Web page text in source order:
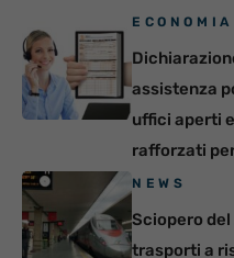
ECONOMIA
assistenza
uffici aperti
rafforzati
NEWS
Sciopero del
trasporti a